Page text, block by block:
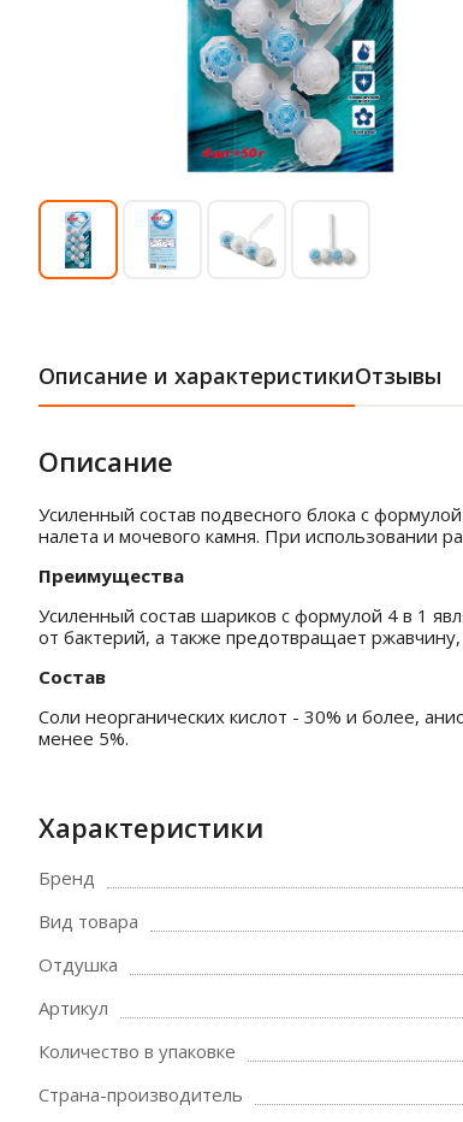
Описание и характеристикиОтзывы
Описание
Усиленный состав подвесного блока с
налета и мочевого камня. При использовании
Преимущества
Усиленный состав шариков с формулой 4 в 1
от бактерий, а также предотвращает
Состав
Соли неорганических кислот - 30% и более,
менее 5%.
Характеристики
Бренд
Вид товара
Отдушка
Артикул
Количество в упаковке
Страна-производитель